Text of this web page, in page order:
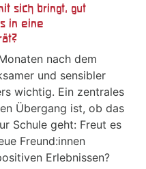
sich bringt, gut
in eine
nach dem
und sensibler
wichtig. Ein zentrales
Übergang ist, ob das
Schule geht: Freut es
Freund:innen
Erlebnissen?